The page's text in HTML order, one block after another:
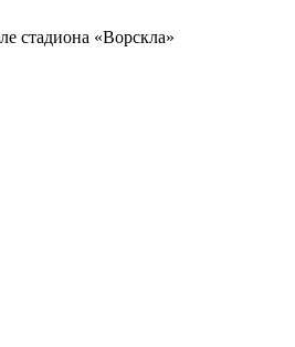
стадиона «Ворскла»